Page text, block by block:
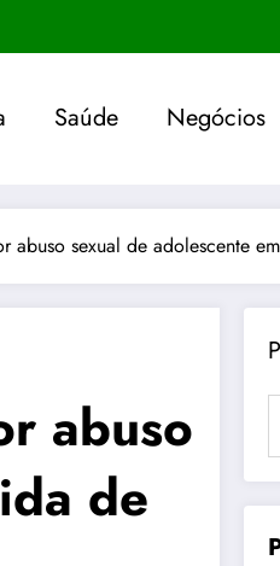
Saúde Negócios
abuso sexual de adolescente
abuso
de